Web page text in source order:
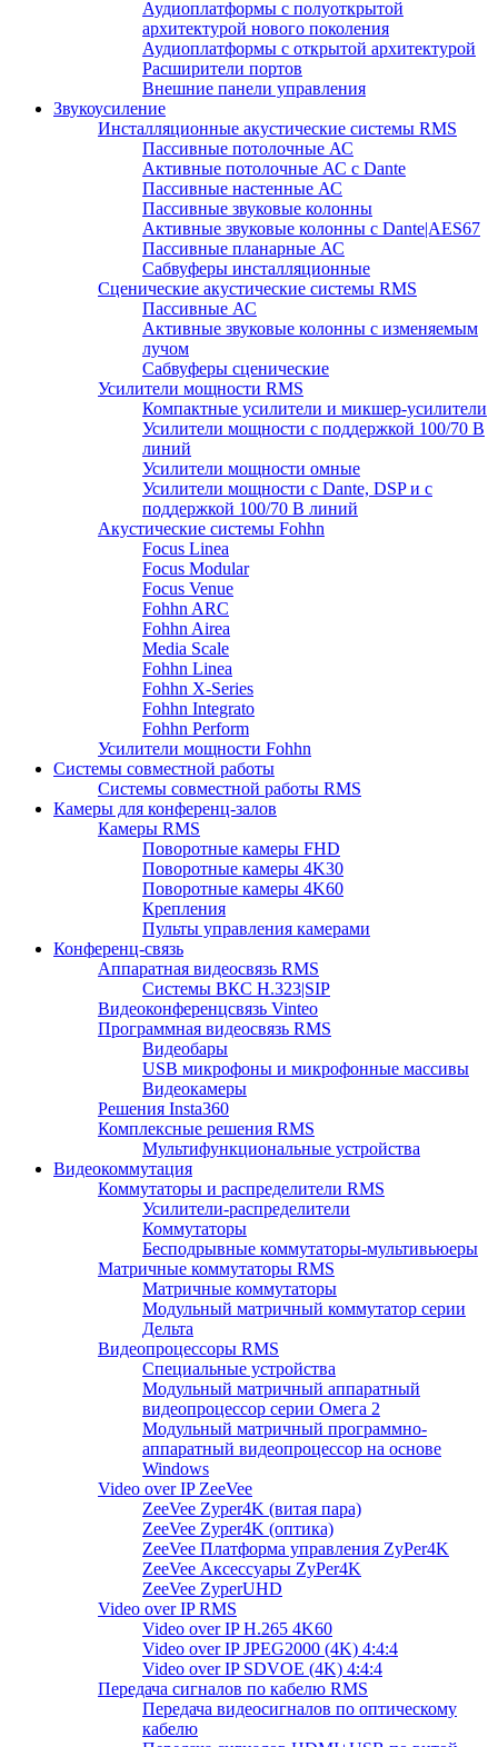
Аудиоплатформы с полуоткрытой
архитектурой нового поколения
Аудиоплатформы с открытой архитектурой
Расширители портов
Внешние панели управления
Звукоусиление
Инсталляционные акустические системы RMS
Пассивные потолочные АС
Активные потолочные АС с Dante
Пассивные настенные АС
Пассивные звуковые колонны
Активные звуковые колонны с Dante|AES67
Пассивные планарные АС
Сабвуферы инсталляционные
Сценические акустические системы RMS
Пассивные АС
Активные звуковые колонны с изменяемым
лучом
Сабвуферы сценические
Усилители мощности RMS
Компактные усилители и микшер-усилители
Усилители мощности с поддержкой 100/70 В
линий
Усилители мощности омные
Усилители мощности с Dante, DSP и с
поддержкой 100/70 В линий
Акустические системы Fohhn
Focus Linea
Focus Modular
Focus Venue
Fohhn ARC
Fohhn Airea
Media Scale
Fohhn Linea
Fohhn X-Series
Fohhn Integrato
Fohhn Perform
Усилители мощности Fohhn
Системы совместной работы
Системы совместной работы RMS
Камеры для конференц-залов
Камеры RMS
Поворотные камеры FHD
Поворотные камеры 4K30
Поворотные камеры 4K60
Крепления
Пульты управления камерами
Конференц-связь
Аппаратная видеосвязь RMS
Системы ВКС H.323|SIP
Видеоконференцсвязь Vinteo
Программная видеосвязь RMS
Видеобары
USB микрофоны и микрофонные массивы
Видеокамеры
Решения Insta360
Комплексные решения RMS
Мультифункциональные устройства
Видеокоммутация
Коммутаторы и распределители RMS
Усилители-распределители
Коммутаторы
Бесподрывные коммутаторы-мультивьюеры
Матричные коммутаторы RMS
Матричные коммутаторы
Модульный матричный коммутатор серии
Дельта
Видеопроцессоры RMS
Специальные устройства
Модульный матричный аппаратный
видеопроцессор серии Омега 2
Модульный матричный программно-
аппаратный видеопроцессор на основе
Windows
Video over IP ZeeVee
ZeeVee Zyper4K (витая пара)
ZeeVee Zyper4K (оптика)
ZeeVee Платформа управления ZyPer4K
ZeeVee Аксессуары ZyPer4K
ZeeVee ZyperUHD
Video over IP RMS
Video over IP H.265 4K60
Video over IP JPEG2000 (4K) 4:4:4
Video over IP SDVOE (4K) 4:4:4
Передача сигналов по кабелю RMS
Передача видеосигналов по оптическому
кабелю